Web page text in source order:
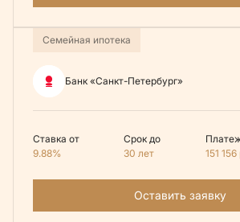
Семейная ипотека
Банк «Санкт-Петербург»
Ставка от
9.88%
Срок до
30 лет
151 156
Оставить заявку